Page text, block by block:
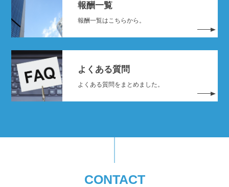
報酬一覧
報酬一覧はこちらから。
よくある質問
よくある質問をまとめました。
CONTACT